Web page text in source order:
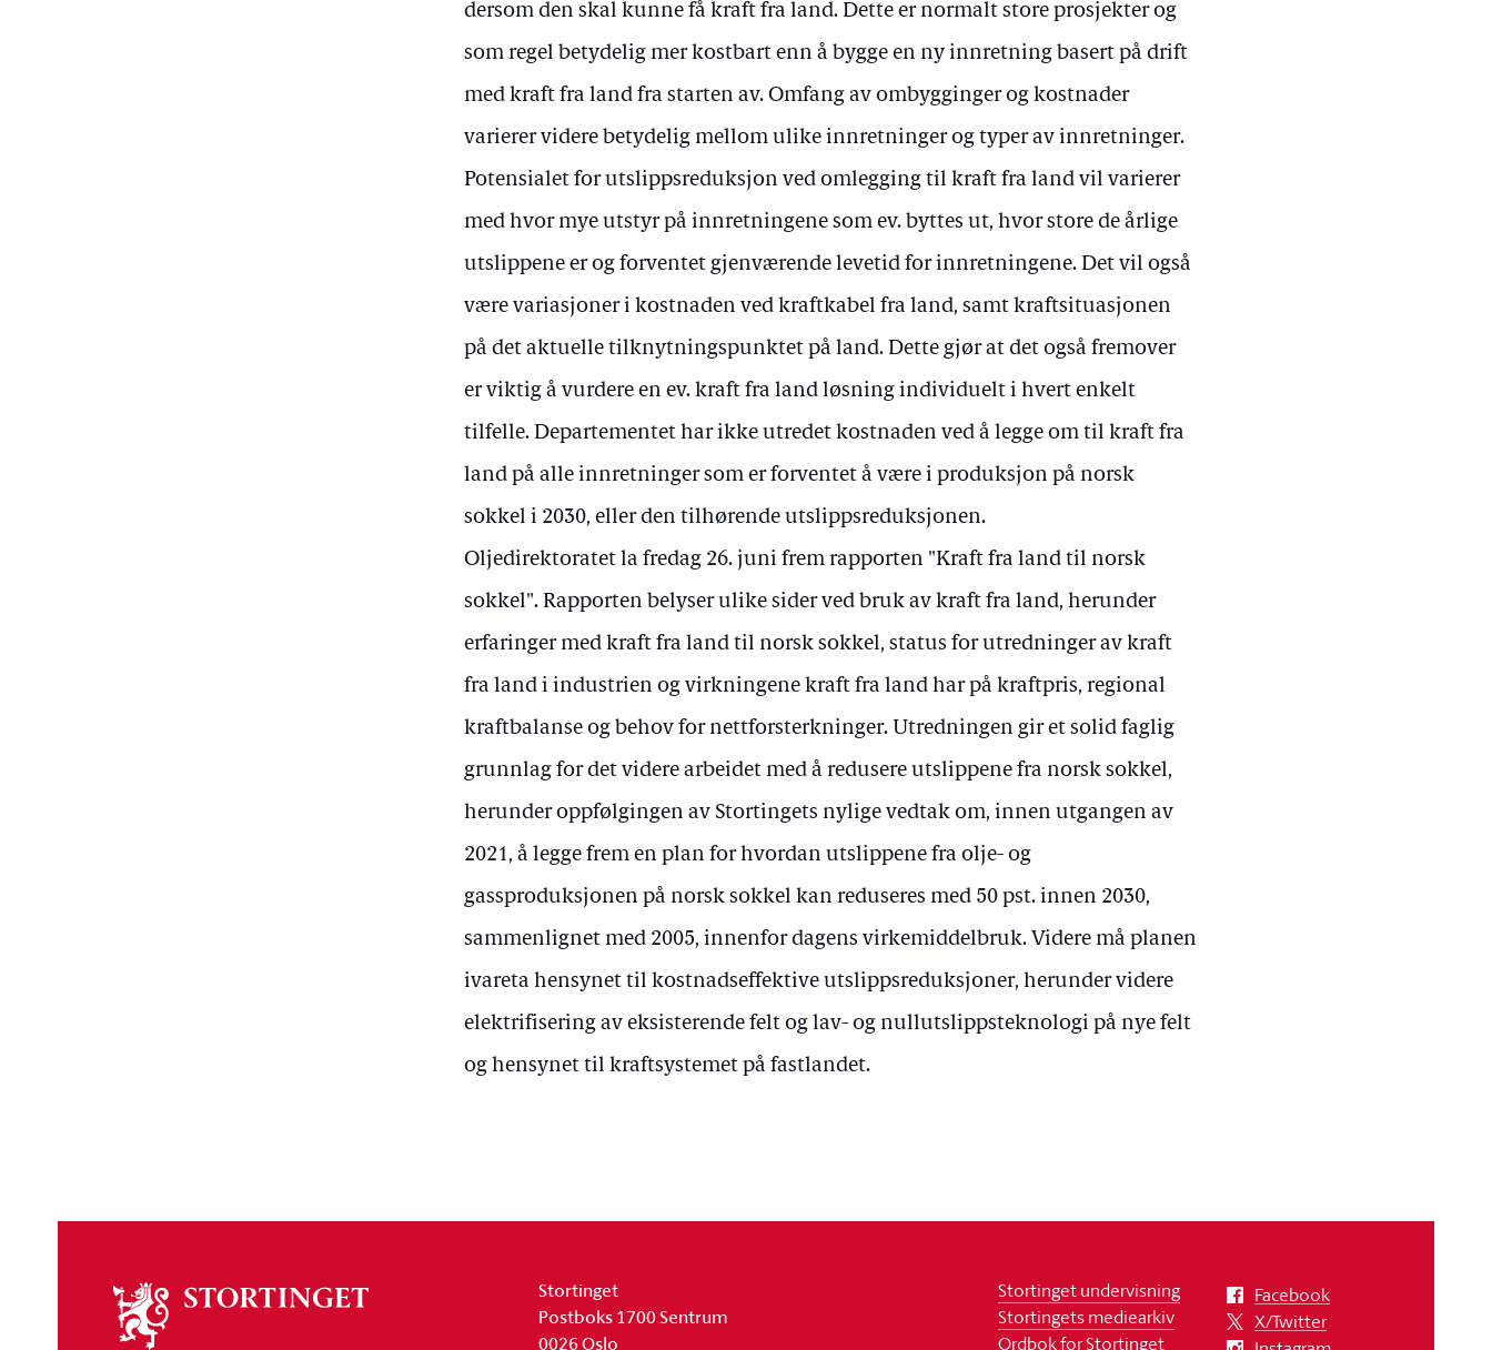
dersom den skal kunne få kraft fra land. Dette er normalt store prosjekter og
som regel betydelig mer kostbart enn å bygge en ny innretning basert på drift
med kraft fra land fra starten av. Omfang av ombygginger og kostnader
varierer videre betydelig mellom ulike innretninger og typer av innretninger.
Potensialet for utslippsreduksjon ved omlegging til kraft fra land vil varierer
med hvor mye utstyr på innretningene som ev. byttes ut, hvor store de årlige
utslippene er og forventet gjenværende levetid for innretningene. Det vil også
være variasjoner i kostnaden ved kraftkabel fra land, samt kraftsituasjonen
på det aktuelle tilknytningspunktet på land. Dette gjør at det også fremover
er viktig å vurdere en ev. kraft fra land løsning individuelt i hvert enkelt
tilfelle. Departementet har ikke utredet kostnaden ved å legge om til kraft fra
land på alle innretninger som er forventet å være i produksjon på norsk
sokkel i 2030, eller den tilhørende utslippsreduksjonen.
Oljedirektoratet la fredag 26. juni frem rapporten "Kraft fra land til norsk
sokkel". Rapporten belyser ulike sider ved bruk av kraft fra land, herunder
erfaringer med kraft fra land til norsk sokkel, status for utredninger av kraft
fra land i industrien og virkningene kraft fra land har på kraftpris, regional
kraftbalanse og behov for nettforsterkninger. Utredningen gir et solid faglig
grunnlag for det videre arbeidet med å redusere utslippene fra norsk sokkel,
herunder oppfølgingen av Stortingets nylige vedtak om, innen utgangen av
2021, å legge frem en plan for hvordan utslippene fra olje- og
gassproduksjonen på norsk sokkel kan reduseres med 50 pst. innen 2030,
sammenlignet med 2005, innenfor dagens virkemiddelbruk. Videre må planen
ivareta hensynet til kostnadseffektive utslippsreduksjoner, herunder videre
elektrifisering av eksisterende felt og lav- og nullutslippsteknologi på nye felt
og hensynet til kraftsystemet på fastlandet.
stortinget
Stortinget
Postboks 1700 Sentrum
0026 Oslo
Stortinget undervisning
Stortingets mediearkiv
Ordbok for Stortinget
Facebook
X/Twitter